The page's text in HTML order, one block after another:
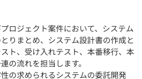
ロジェクト案件において、システム
りまとめ、システム設計書の作成と
ト、受け入れテスト、本番移行、本
の流れを担当します。
の求められるシステムの委託開発